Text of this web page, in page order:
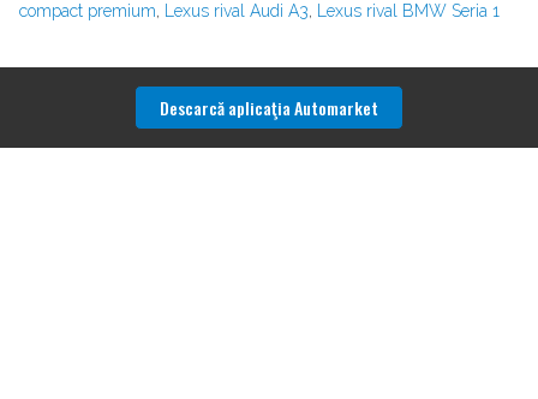
compact premium, Lexus rival Audi A3, Lexus rival BMW Seria 1
Descarcă aplicaţia Automarket